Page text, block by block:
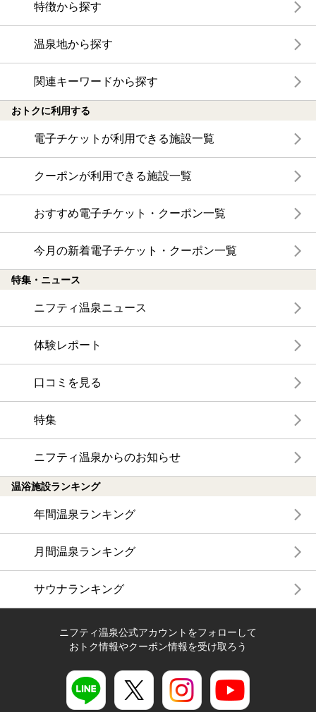
特徴から探す
温泉地から探す
関連キーワードから探す
おトクに利用する
電子チケットが利用できる施設一覧
クーポンが利用できる施設一覧
おすすめ電子チケット・クーポン一覧
今月の新着電子チケット・クーポン一覧
特集・ニュース
ニフティ温泉ニュース
体験レポート
口コミを見る
特集
ニフティ温泉からのお知らせ
温浴施設ランキング
年間温泉ランキング
月間温泉ランキング
サウナランキング
ニフティ温泉公式アカウントをフォローして
おトク情報やクーポン情報を受け取ろう